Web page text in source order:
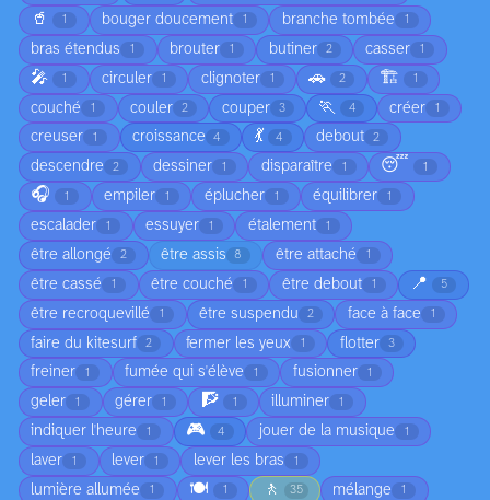
🥤 1 bouger doucement 1 branche tombée 1
bras étendus 1 brouter 1 butiner 2 casser 1
🎤 1 circuler 1 clignoter 1 🚗 2 🏗️ 1
couché 1 couler 2 couper 3 🏃 4 créer 1
creuser 1 croissance 4 💃 4 debout 2
descendre 2 dessiner 1 disparaître 1 😴 1
🎧 1 empiler 1 éplucher 1 équilibrer 1
escalader 1 essuyer 1 étalement 1
être allongé 2 être assis 8 être attaché 1
être cassé 1 être couché 1 être debout 1 📍 5
être recroquevillé 1 être suspendu 2 face à face 1
faire du kitesurf 2 fermer les yeux 1 flotter 3
freiner 1 fumée qui s'élève 1 fusionner 1
geler 1 gérer 1 🧗 1 illuminer 1
indiquer l'heure 1 🎮 4 jouer de la musique 1
laver 1 lever 1 lever les bras 1
lumière allumée 1 🍽️ 1 🚶 35 mélange 1